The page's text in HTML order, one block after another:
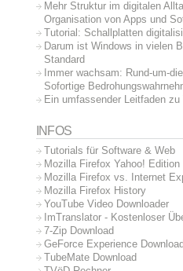
Mehr Struktur im digitalen
Organisation von Apps und
Tutorial: Schallplatten
Darum ist Windows in vielen
Standard
Immer wachsam: Rund-um-
Sofortige
Ein umfassender Leitfaden
INFOS
Tutorials für Software & Web
Mozilla Firefox Yahoo! Edition
Mozilla Firefox vs. Internet
Mozilla Firefox History
YouTube Video Downloader
ImTranslator - Kostenloser
7-Zip Download
GeForce Experience Download
TubeMate Download